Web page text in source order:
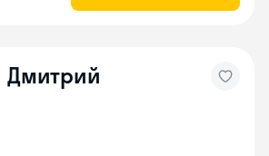
Дмитрий